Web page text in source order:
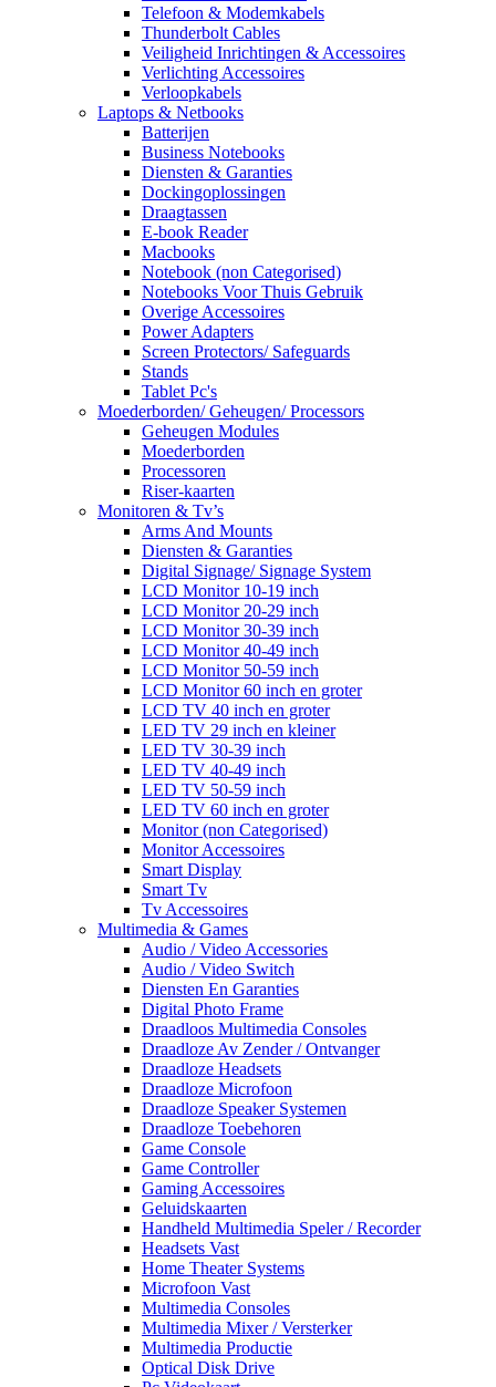
Telefoon & Modemkabels
Thunderbolt Cables
Veiligheid Inrichtingen & Accessoires
Verlichting Accessoires
Verloopkabels
Laptops & Netbooks
Batterijen
Business Notebooks
Diensten & Garanties
Dockingoplossingen
Draagtassen
E-book Reader
Macbooks
Notebook (non Categorised)
Notebooks Voor Thuis Gebruik
Overige Accessoires
Power Adapters
Screen Protectors/ Safeguards
Stands
Tablet Pc's
Moederborden/ Geheugen/ Processors
Geheugen Modules
Moederborden
Processoren
Riser-kaarten
Monitoren & Tv’s
Arms And Mounts
Diensten & Garanties
Digital Signage/ Signage System
LCD Monitor 10-19 inch
LCD Monitor 20-29 inch
LCD Monitor 30-39 inch
LCD Monitor 40-49 inch
LCD Monitor 50-59 inch
LCD Monitor 60 inch en groter
LCD TV 40 inch en groter
LED TV 29 inch en kleiner
LED TV 30-39 inch
LED TV 40-49 inch
LED TV 50-59 inch
LED TV 60 inch en groter
Monitor (non Categorised)
Monitor Accessoires
Smart Display
Smart Tv
Tv Accessoires
Multimedia & Games
Audio / Video Accessories
Audio / Video Switch
Diensten En Garanties
Digital Photo Frame
Draadloos Multimedia Consoles
Draadloze Av Zender / Ontvanger
Draadloze Headsets
Draadloze Microfoon
Draadloze Speaker Systemen
Draadloze Toebehoren
Game Console
Game Controller
Gaming Accessoires
Geluidskaarten
Handheld Multimedia Speler / Recorder
Headsets Vast
Home Theater Systems
Microfoon Vast
Multimedia Consoles
Multimedia Mixer / Versterker
Multimedia Productie
Optical Disk Drive